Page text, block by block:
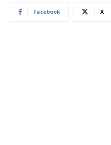
Facebook X